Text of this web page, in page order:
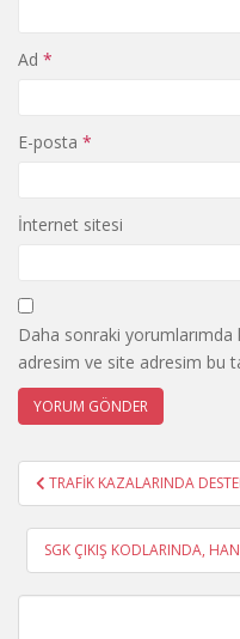
Ad *
E-posta *
İnternet sitesi
Daha sonraki yorumlarımda
adresim ve site adresim bu
Yazı
gezinmesi
TRAFİK KAZALARINDA
SGK ÇIKIŞ KODLARINDA,